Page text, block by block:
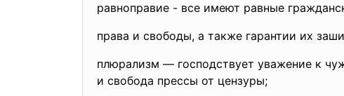
равноправие - все имеют равные
права и свободы, а также гарантии их
плюрализм — господствует уважение к
и свобода прессы от цензуры;